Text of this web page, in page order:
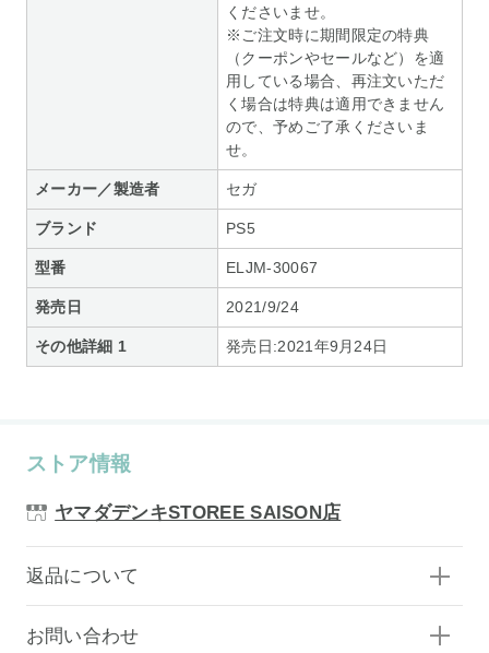
くださいませ。
※ご注文時に期間限定の特典
（クーポンやセールなど）を適
用している場合、再注文いただ
く場合は特典は適用できません
ので、予めご了承くださいま
せ。
メーカー／製造者 セガ
ブランド PS5
型番 ELJM-30067
発売日 2021/9/24
その他詳細 1 発売日:2021年9月24日
ストア情報
ヤマダデンキSTOREE SAISON店
返品について
お問い合わせ